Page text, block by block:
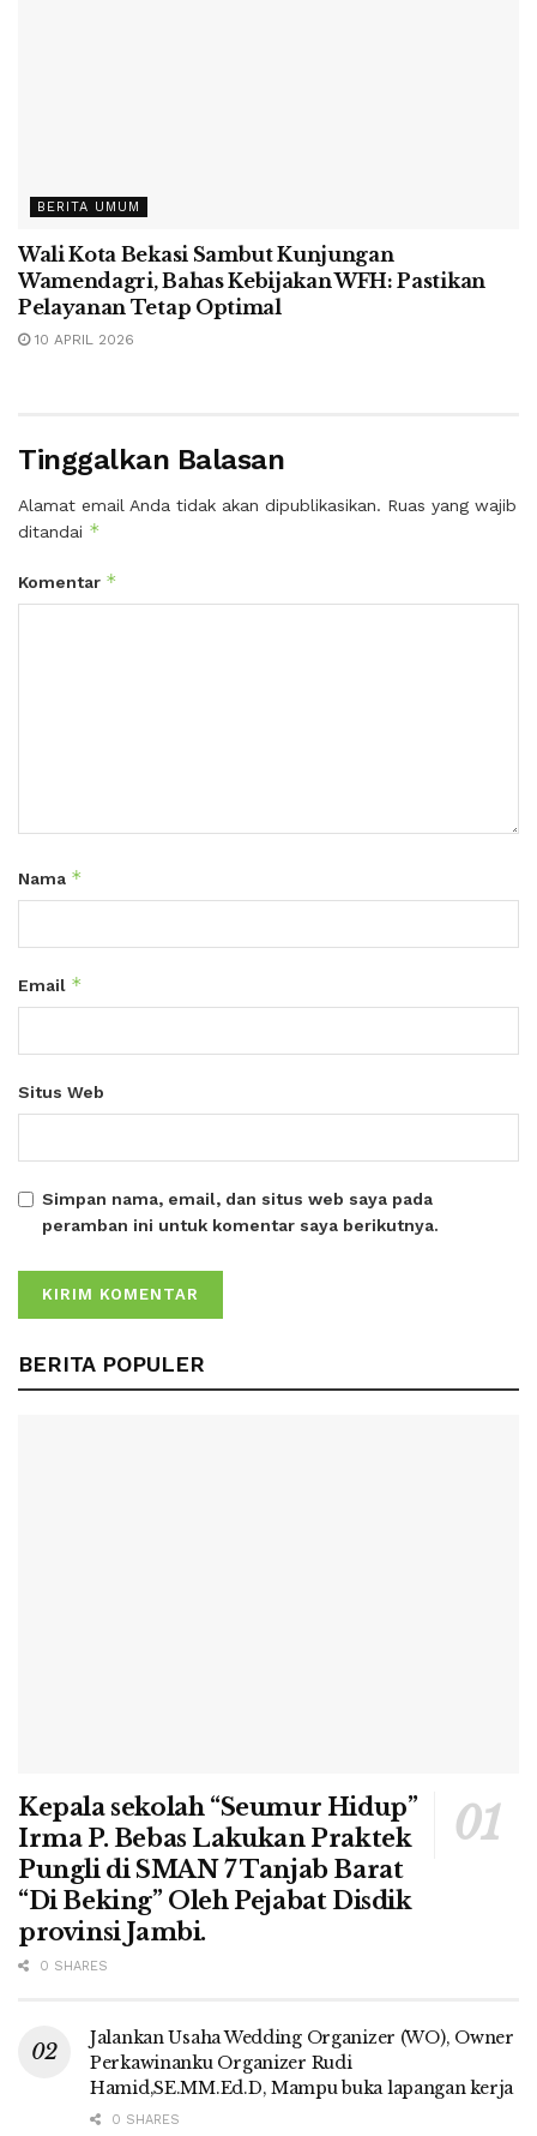
BERITA UMUM
Wali Kota Bekasi Sambut Kunjungan
Wamendagri, Bahas Kebijakan WFH: Pastikan
Pelayanan Tetap Optimal
10 APRIL 2026
Tinggalkan Balasan
Alamat email Anda tidak akan dipublikasikan. Ruas yang wajib
ditandai *
Komentar *
Nama *
Email *
Situs Web
Simpan nama, email, dan situs web saya pada
peramban ini untuk komentar saya berikutnya.
BERITA POPULER
Kepala sekolah “Seumur Hidup”
Irma P. Bebas Lakukan Praktek
Pungli di SMAN 7 Tanjab Barat
“Di Beking” Oleh Pejabat Disdik
provinsi Jambi.
0 SHARES
Jalankan Usaha Wedding Organizer (WO), Owner
Perkawinanku Organizer Rudi
Hamid,SE.MM.Ed.D, Mampu buka lapangan kerja
0 SHARES